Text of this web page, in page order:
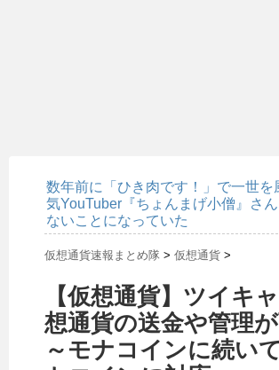
数年前に「ひき肉です！」で一世を
気YouTuber『ちょんまげ小僧』さ
ないことになっていた
仮想通貨速報まとめ隊 > 仮想通貨 >
【仮想通貨】ツイキ
想通貨の送金や管理
～モナコインに続い